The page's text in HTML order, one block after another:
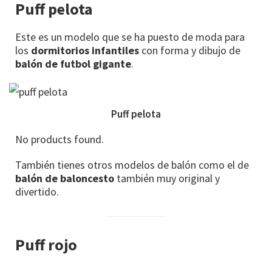
Puff pelota
Este es un modelo que se ha puesto de moda para
los dormitorios infantiles con forma y dibujo de
balón de futbol gigante.
Puff pelota
No products found.
También tienes otros modelos de balón como el de
balón de baloncesto también muy original y
divertido.
Puff rojo